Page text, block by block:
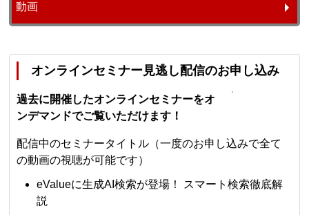
動画
オンラインセミナー見逃し配信のお申し込み
過去に開催したオンラインセミナーをオ
ンデマンドでご覧いただけます！
配信中のセミナータイトル（一度のお申し込みで全て
の動画の視聴が可能です）
eValueに生成AI検索が登場！ スマート検索徹底解
説